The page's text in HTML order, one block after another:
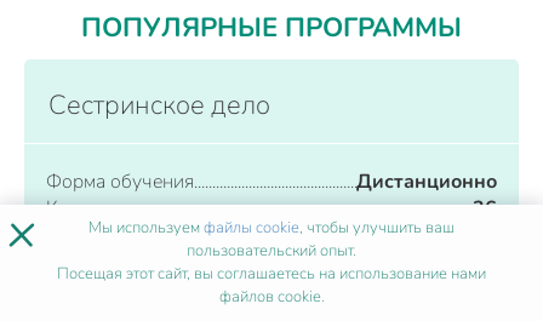
ПОПУЛЯРНЫЕ ПРОГРАММЫ
Сестринское дело
Форма обучения
Дистанционно
Количество часов
от 36
Начало обучения
Каждый день
Записаться
× Мы используемфайлы cookie, чтобы улучшить ваш
пользовательский опыт.
Посещая этот сайт, вы соглашаетесь на использование нами
файлов cookie.